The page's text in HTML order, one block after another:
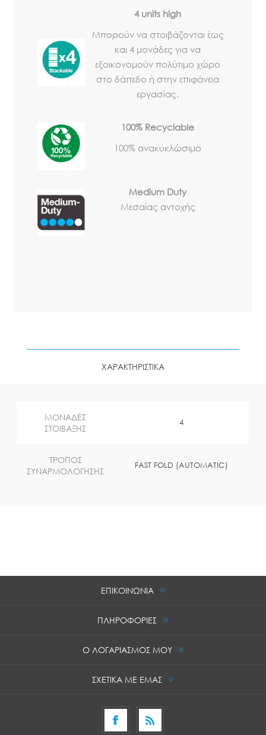
4 units high
Μπορούν να στοιβάζονται έως
και 4 μονάδες για να
εξοικονομούν πολύτιμο χώρο
στο δάπεδο ή στην επιφάνεια
εργασίας.
100% Recyclable
100% ανακυκλώσιμο
Medium Duty
Μεσαίας αντοχής
ΧΑΡΑΚΤΗΡΙΣΤΙΚΑ
ΜΟΝΑΔΕΣ
ΣΤΟΙΒΑΞΗΣ
4
ΤΡΟΠΟΣ
ΣΥΝΑΡΜΟΛΟΓΗΣΗΣ
FAST FOLD (AUTOMATIC)
ΕΠΙΚΟΙΝΩΝΙΑ
ΠΛΗΡΟΦΟΡΙΕΣ
Ο ΛΟΓΑΡΙΑΣΜΟΣ ΜΟΥ
ΣΧΕΤΙΚΑ ΜΕ ΕΜΑΣ